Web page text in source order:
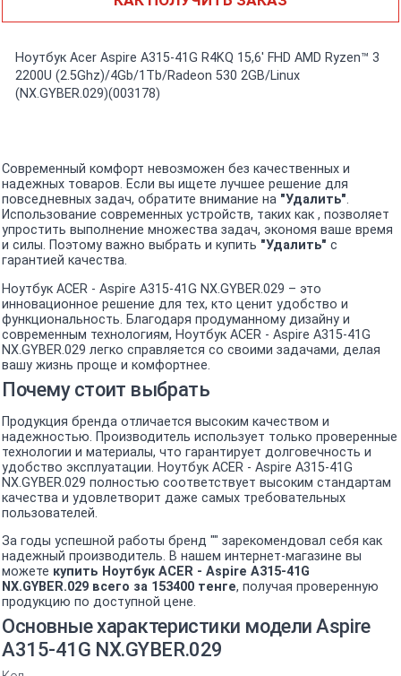
Ноутбук Acer Aspire A315-41G R4KQ 15,6' FHD AMD Ryzen™ 3
2200U (2.5Ghz)/4Gb/1Tb/Radeon 530 2GB/Linux
(NX.GYBER.029)(003178)
Современный комфорт невозможен без качественных и
надежных товаров. Если вы ищете лучшее решение для
повседневных задач, обратите внимание на "Удалить".
Использование современных устройств, таких как , позволяет
упростить выполнение множества задач, экономя ваше время
и силы. Поэтому важно выбрать и купить "Удалить" с
гарантией качества.
Ноутбук ACER - Aspire A315-41G NX.GYBER.029 – это
инновационное решение для тех, кто ценит удобство и
функциональность. Благодаря продуманному дизайну и
современным технологиям, Ноутбук ACER - Aspire A315-41G
NX.GYBER.029 легко справляется со своими задачами, делая
вашу жизнь проще и комфортнее.
Почему стоит выбрать
Продукция бренда отличается высоким качеством и
надежностью. Производитель использует только проверенные
технологии и материалы, что гарантирует долговечность и
удобство эксплуатации. Ноутбук ACER - Aspire A315-41G
NX.GYBER.029 полностью соответствует высоким стандартам
качества и удовлетворит даже самых требовательных
пользователей.
За годы успешной работы бренд "" зарекомендовал себя как
надежный производитель. В нашем интернет-магазине вы
можете купить Ноутбук ACER - Aspire A315-41G
NX.GYBER.029 всего за 153400 тенге, получая проверенную
продукцию по доступной цене.
Основные характеристики модели Aspire
A315-41G NX.GYBER.029